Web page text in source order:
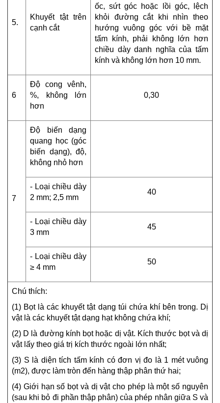
5.
Khuyết tật trên
cạnh cắt
ốc, sứt góc hoặc lồi góc, lệch
khỏi đường cắt khi nhìn theo
hướng vuông góc với bề mặt
tấm kính, phải không lớn hơn
chiều dày danh nghĩa của tấm
kính và không lớn hơn 10 mm.
6
Độ cong vênh,
%, không lớn
hơn
0,30
7
Độ biến dạng
quang học (góc
biến dạng), độ,
không nhỏ hơn
- Loại chiều dày
2 mm; 2,5 mm
40
- Loại chiều dày
3 mm
45
- Loại chiều dày
≥ 4 mm
50
Chú thích:
(1) Bọt là các khuyết tật dạng túi chứa khí bên trong. Dị
vật là các khuyết tật dạng hạt không chứa khí;
(2) D là đường kính bọt hoặc dị vật. Kích thước bọt và dị
vật lấy theo giá trị kích thước ngoài lớn nhất;
(3) S là diện tích tấm kính có đơn vị đo là 1 mét vuông
(m2), được làm tròn đến hàng thập phân thứ hai;
(4) Giới hạn số bọt và dị vật cho phép là một số nguyên
(sau khi bỏ đi phần thập phân) của phép nhân giữa S và